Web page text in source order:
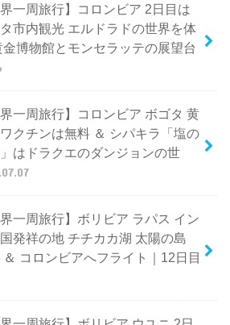
界一周旅行】コロンビア 2日目は
市内観光 エルドラドの世界を体
金博物館とモンセラッテの展望台
界一周旅行】コロンビア ボゴタ 黄
クチンは無料 ＆ シパキラ「塩の
はドラクエのダンジョンの世
界一周旅行】ボリビア ラパス イン
発祥の地 チチカカ湖 太陽の島
＆ コロンビアへフライト｜12日目